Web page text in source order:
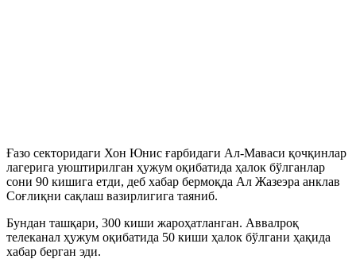
Ғазо секторидаги Хон Юнис ғарбидаги Ал-Маваси қочқинлар
лагерига уюштирилган ҳужум оқибатида ҳалок бўлганлар
сони 90 кишига етди, деб хабар бермоқда Ал Жазеэра анклав
Соғлиқни сақлаш вазирлигига таяниб.
Бундан ташқари, 300 киши жароҳатланган. Аввалроқ
телеканал ҳужум оқибатида 50 киши ҳалок бўлгани ҳақида
хабар берган эди.